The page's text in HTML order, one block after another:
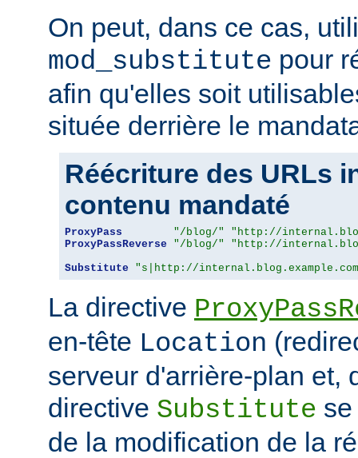
On peut, dans ce cas,
mod_substitute pour
afin qu'elles soit
située derrière le
Réécriture des URLs
contenu mandaté
ProxyPass "/blog/"
"http://
ProxyPassReverse
"/blog/"
"http://
Substitute
"s|http://
La directive
en-tête Location
serveur d'arrière-plan et,
directive Substitute
de la modification de la